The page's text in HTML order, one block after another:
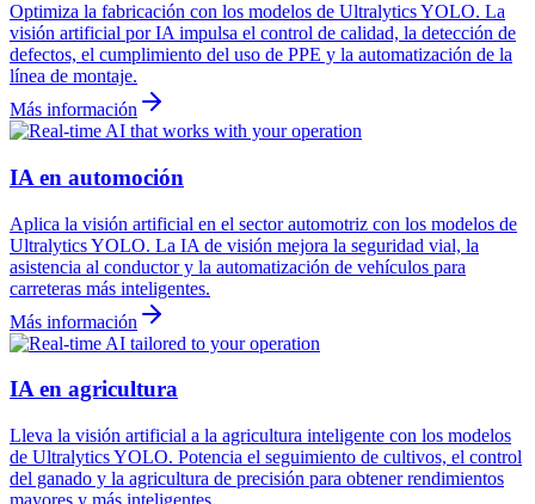
Optimiza la fabricación con los modelos de Ultralytics YOLO. La
visión artificial por IA impulsa el control de calidad, la detección de
defectos, el cumplimiento del uso de PPE y la automatización de la
línea de montaje.
Más información
IA en automoción
Aplica la visión artificial en el sector automotriz con los modelos de
Ultralytics YOLO. La IA de visión mejora la seguridad vial, la
asistencia al conductor y la automatización de vehículos para
carreteras más inteligentes.
Más información
IA en agricultura
Lleva la visión artificial a la agricultura inteligente con los modelos
de Ultralytics YOLO. Potencia el seguimiento de cultivos, el control
del ganado y la agricultura de precisión para obtener rendimientos
mayores y más inteligentes.